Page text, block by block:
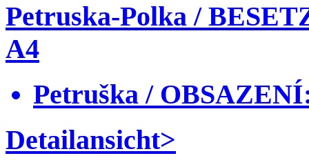
Petruska-Polka /
A4
Petruška /
Detailansicht>